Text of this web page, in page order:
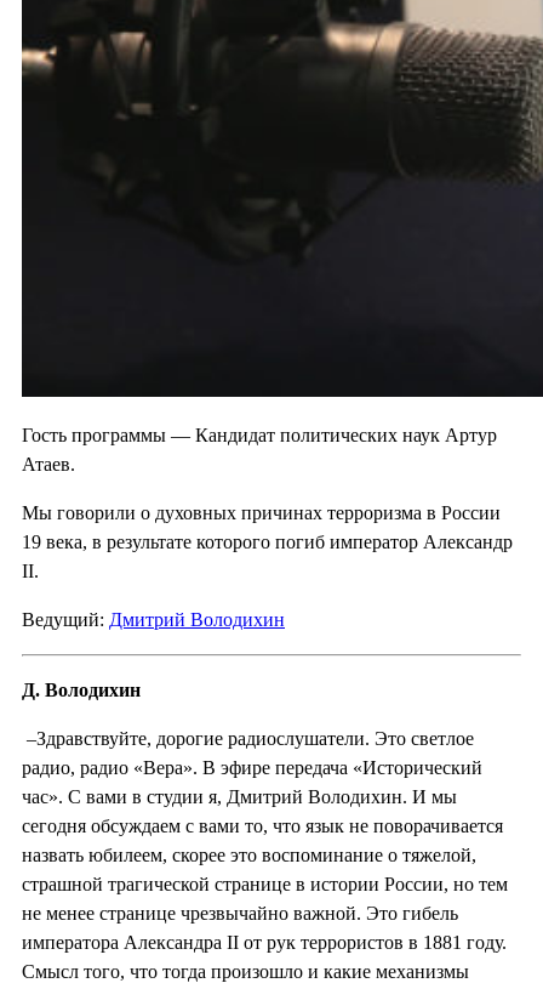
Гость программы — Кандидат политических наук Артур
Атаев.
Мы говорили о духовных причинах терроризма в России
19 века, в результате которого погиб император Александр
II.
Ведущий: Дмитрий Володихин
Д. Володихин
–Здравствуйте, дорогие радиослушатели. Это светлое
радио, радио «Вера». В эфире передача «Исторический
час». С вами в студии я, Дмитрий Володихин. И мы
сегодня обсуждаем с вами то, что язык не поворачивается
назвать юбилеем, скорее это воспоминание о тяжелой,
страшной трагической странице в истории России, но тем
не менее странице чрезвычайно важной. Это гибель
императора Александра II от рук террористов в 1881 году.
Смысл того, что тогда произошло и какие механизмы